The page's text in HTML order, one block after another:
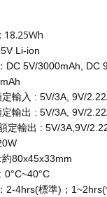
18.25Wh
Li-ion
DC 5V/3000mAh, DC
輸入 : 5V/3A, 9V/
輸出 : 5V/3A, 9V/
定輸出 : 5V/3A,9V/
約80x45x33mm
0°C~40°C
2-4hrs(標準)；